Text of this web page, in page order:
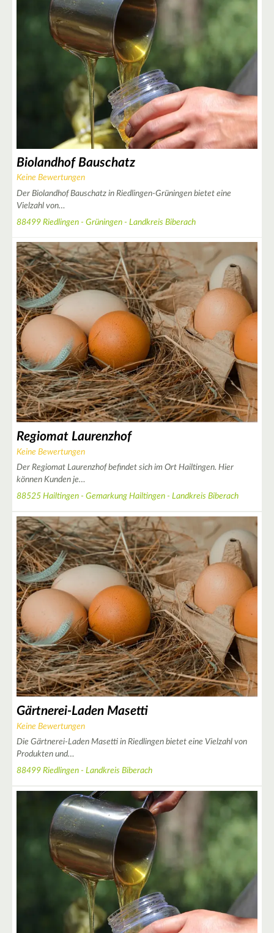
Biolandhof Bauschatz
Keine Bewertungen
Der Biolandhof Bauschatz in Riedlingen-Grüningen bietet eine
Vielzahl von…
88499 Riedlingen - Grüningen - Landkreis Biberach
Regiomat Laurenzhof
Keine Bewertungen
Der Regiomat Laurenzhof befindet sich im Ort Hailtingen. Hier
können Kunden je…
88525 Hailtingen - Gemarkung Hailtingen - Landkreis Biberach
Gärtnerei-Laden Masetti
Keine Bewertungen
Die Gärtnerei-Laden Masetti in Riedlingen bietet eine Vielzahl von
Produkten und…
88499 Riedlingen - Landkreis Biberach
3
4
2
5
4
2
4
3
2
3
3
3
6